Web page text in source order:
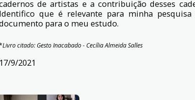
de artistas e a contribuição desses
Identifico que é relevante para minha
para o meu estudo.
Livro citado: Gesto Inacabado - Cecília Almeida Salles
17/9/2021